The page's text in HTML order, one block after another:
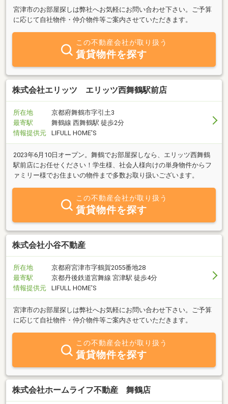
にてお待ちしております!エリッツ西舞鶴駅前店と一緒に新生活をス
タートしましょう。
宮津市のお部屋探しは弊社へお気軽にお問い合わせ下さい。ご予算
に応じて自社物件・仲介物件等ご案内させていただきます。
この不動産会社が取り扱う
賃貸物件を探す
株式会社エリッツ エリッツ西舞鶴駅前店
所在地
京都府舞鶴市字引土3
最寄駅
舞鶴線 西舞鶴駅 徒歩2分
情報提供元
LIFULL HOME'S
2023年6月10日オープン。舞鶴でお部屋探しなら、エリッツ西舞鶴
駅前店にお任せください！学生様、社会人様向けの単身物件からフ
ァミリー様でお住まいの物件まで多数お取り扱いございます。
この不動産会社が取り扱う
賃貸物件を探す
株式会社小谷不動産
所在地
京都府宮津市字鶴賀2055番地28
最寄駅
京都丹後鉄道宮舞線 宮津駅 徒歩4分
情報提供元
LIFULL HOME'S
宮津市のお部屋探しは弊社へお気軽にお問い合わせ下さい。ご予算
に応じて自社物件・仲介物件等ご案内させていただきます。
この不動産会社が取り扱う
賃貸物件を探す
株式会社ホームライフ不動産 舞鶴店